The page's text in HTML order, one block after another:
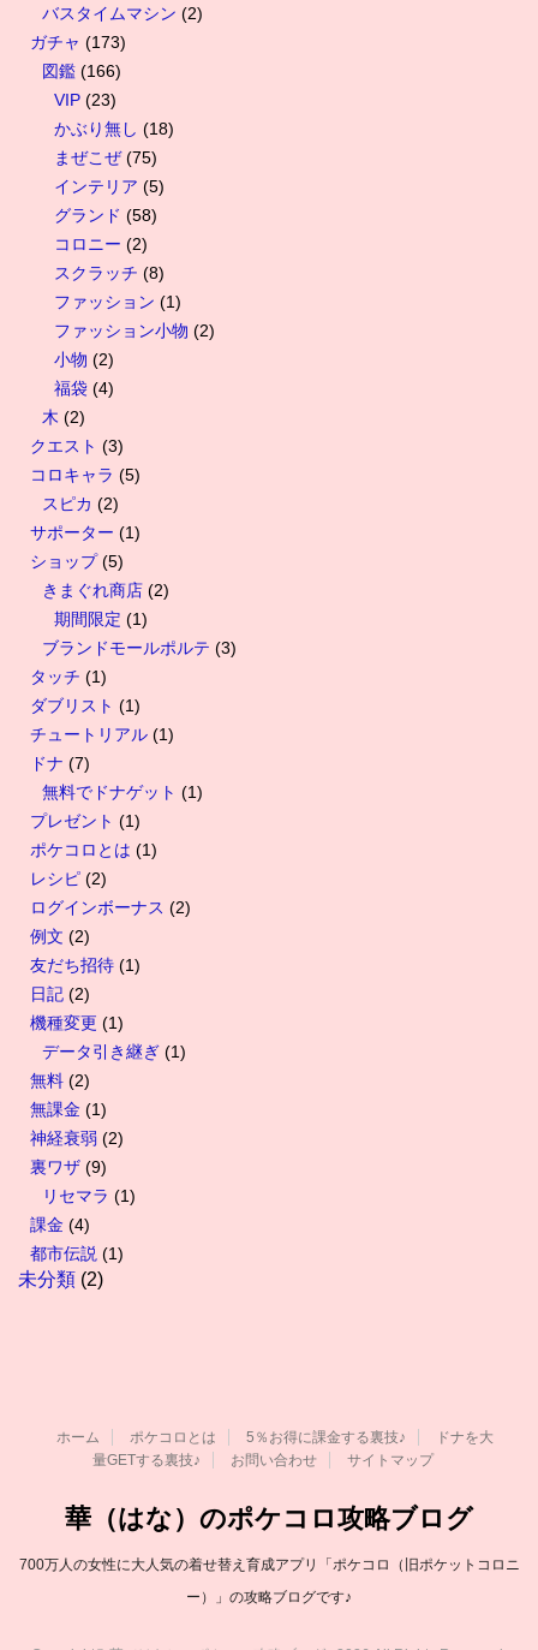
バスタイムマシン (2)
ガチャ (173)
図鑑 (166)
VIP (23)
かぶり無し (18)
まぜこぜ(75)
インテリア (5)
グランド (58)
コロニー (2)
スクラッチ (8)
ファッション (1)
ファッション小物 (2)
小物 (2)
福袋 (4)
木 (2)
クエスト (3)
コロキャラ (5)
スピカ (2)
サポーター (1)
ショップ(5)
きまぐれ商店 (2)
期間限定 (1)
ブランドモールポルテ (3)
タッチ (1)
ダブリスト (1)
チュートリアル (1)
ドナ (7)
無料でドナゲット (1)
プレゼント (1)
ポケコロとは (1)
レシピ (2)
ログインボーナス (2)
例文 (2)
友だち招待 (1)
日記 (2)
機種変更 (1)
データ引き継ぎ (1)
無料 (2)
無課金 (1)
神経衰弱 (2)
裏ワザ (9)
リセマラ (1)
課金 (4)
都市伝説 (1)
未分類 (2)
ホーム ポケコロとは 5％お得に課金する裏技♪
ドナを大
量GETする裏技♪
お問い合わせ サイトマップ
華（はな）のポケコロ攻略ブログ
700万人の女性に大人気の着せ替え育成アプリ「ポケコロ（旧ポケットコロニ
ー）」の攻略ブログです♪